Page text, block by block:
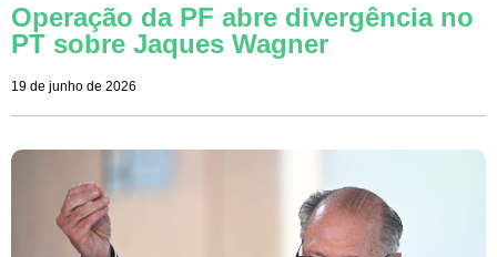
Operação da PF abre divergência no
PT sobre Jaques Wagner
19 de junho de 2026